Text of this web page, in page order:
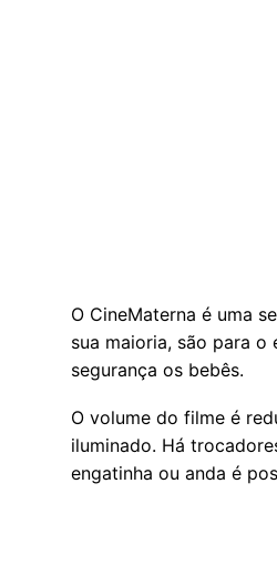
O CineMaterna é uma
sua maioria, são para
segurança os bebês.
O volume do filme é
iluminado. Há
engatinha ou anda é